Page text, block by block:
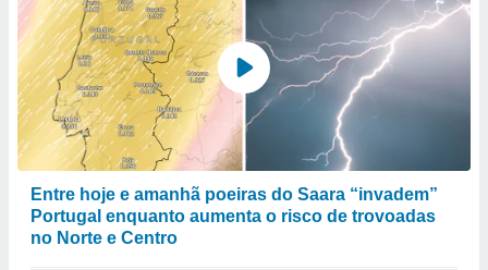
Entre hoje e amanhã poeiras do Saara “invadem”
Portugal enquanto aumenta o risco de trovoadas
no Norte e Centro